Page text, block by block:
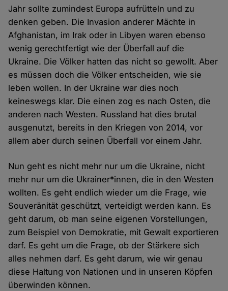
Jahr sollte zumindest Europa aufrütteln und zu
denken geben. Die Invasion anderer Mächte in
Afghanistan, im Irak oder in Libyen waren ebenso
wenig gerechtfertigt wie der Überfall auf die
Ukraine. Die Völker hatten das nicht so gewollt. Aber
es müssen doch die Völker entscheiden, wie sie
leben wollen. In der Ukraine war dies noch
keineswegs klar. Die einen zog es nach Osten, die
anderen nach Westen. Russland hat dies brutal
ausgenutzt, bereits in den Kriegen von 2014, vor
allem aber durch seinen Überfall vor einem Jahr.
Nun geht es nicht mehr nur um die Ukraine, nicht
mehr nur um die Ukrainer*innen, die in den Westen
wollten. Es geht endlich wieder um die Frage, wie
Souveränität geschützt, verteidigt werden kann. Es
geht darum, ob man seine eigenen Vorstellungen,
zum Beispiel von Demokratie, mit Gewalt exportieren
darf. Es geht um die Frage, ob der Stärkere sich
alles nehmen darf. Es geht darum, wie wir genau
diese Haltung von Nationen und in unseren Köpfen
überwinden können.